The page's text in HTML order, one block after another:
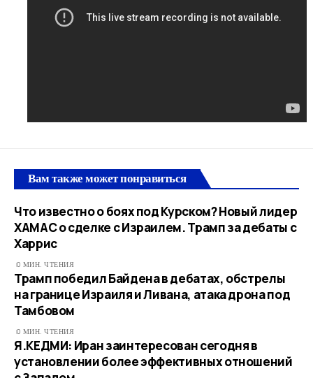
Вам также может понравиться
Что известно о боях под Курском? Новый лидер
ХАМАС о сделке с Израилем. Трамп за дебаты с
Харрис
0 МИН. ЧТЕНИЯ
Трамп победил Байдена в дебатах, обстрелы
на границе Израиля и Ливана, атака дрона под
Тамбовом
0 МИН. ЧТЕНИЯ
Я.КЕДМИ: Иран заинтересован сегодня в
установлении более эффективных отношений